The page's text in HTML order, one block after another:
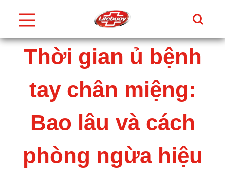
Skip to content
Tìm
Thực
Thời gian ủ bệnh
tay chân miệng:
Bao lâu và cách
phòng ngừa hiệu